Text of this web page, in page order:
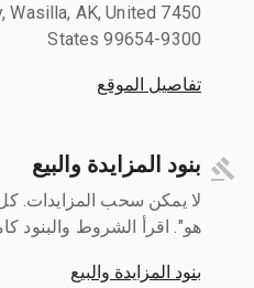
Wasilla, AK, United
States 99654-9300
تفاصيل الموقع
بنود المزايدة والبيع
لا يمكن سحب المزايدات.
هو". اقرأ الشروط والبنود
بنود المزايدة والبيع